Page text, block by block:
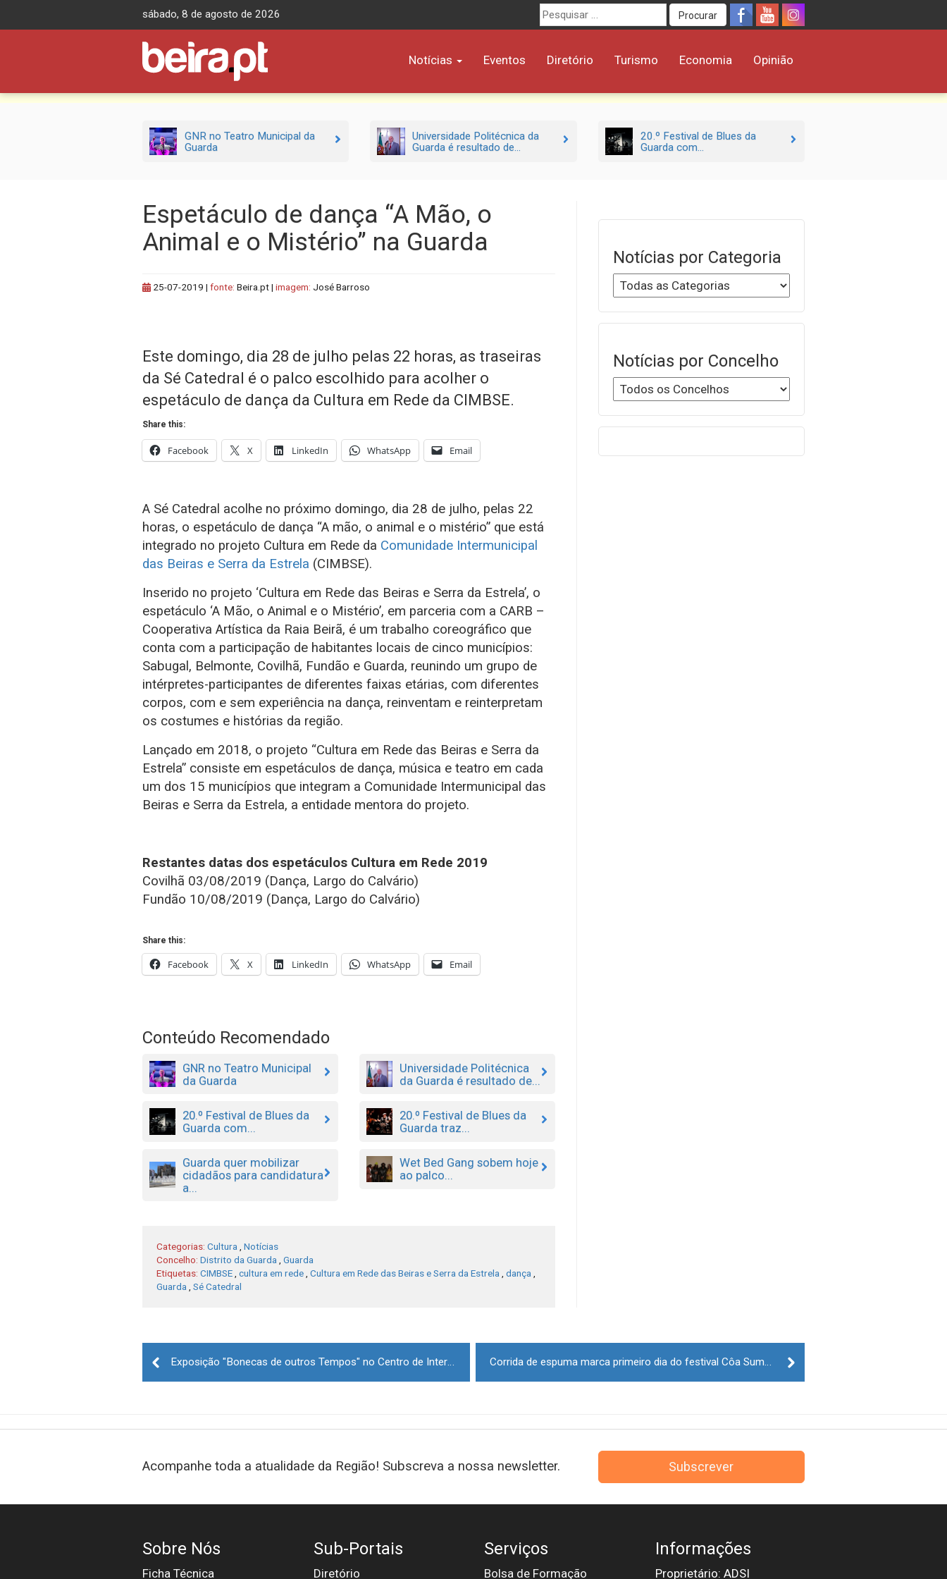
sábado, 8 de agosto de 2026
Procurar
por:
Procurar
Notícias Eventos Diretório Turismo Economia Opinião
GNR no Teatro Municipal da
Guarda
Universidade Politécnica da
Guarda é resultado de...
20.º Festival de Blues da
Guarda com...
Espetáculo de dança “A Mão, o
Animal e o Mistério” na Guarda
25-07-2019 | fonte: Beira.pt | imagem: José Barroso
Este domingo, dia 28 de julho pelas 22 horas, as traseiras
da Sé Catedral é o palco escolhido para acolher o
espetáculo de dança da Cultura em Rede da CIMBSE.
Share this:
Facebook X LinkedIn WhatsApp Email
A Sé Catedral acolhe no próximo domingo, dia 28 de julho, pelas 22
horas, o espetáculo de dança “A mão, o animal e o mistério” que está
integrado no projeto Cultura em Rede da Comunidade Intermunicipal
das Beiras e Serra da Estrela (CIMBSE).
Inserido no projeto ‘Cultura em Rede das Beiras e Serra da Estrela’, o
espetáculo ‘A Mão, o Animal e o Mistério’, em parceria com a CARB –
Cooperativa Artística da Raia Beirã, é um trabalho coreográfico que
conta com a participação de habitantes locais de cinco municípios:
Sabugal, Belmonte, Covilhã, Fundão e Guarda, reunindo um grupo de
intérpretes-participantes de diferentes faixas etárias, com diferentes
corpos, com e sem experiência na dança, reinventam e reinterpretam
os costumes e histórias da região.
Lançado em 2018, o projeto “Cultura em Rede das Beiras e Serra da
Estrela” consiste em espetáculos de dança, música e teatro em cada
um dos 15 municípios que integram a Comunidade Intermunicipal das
Beiras e Serra da Estrela, a entidade mentora do projeto.
Restantes datas dos espetáculos Cultura em Rede 2019
Covilhã 03/08/2019 (Dança, Largo do Calvário)
Fundão 10/08/2019 (Dança, Largo do Calvário)
Share this:
Facebook X LinkedIn WhatsApp Email
Conteúdo Recomendado
GNR no Teatro Municipal
da Guarda
Universidade Politécnica
da Guarda é resultado de...
20.º Festival de Blues da
Guarda com...
20.º Festival de Blues da
Guarda traz...
Guarda quer mobilizar
cidadãos para candidatura
a...
Wet Bed Gang sobem hoje
ao palco...
Categorias: Cultura
Notícias
Concelho: Distrito da Guarda
Guarda
Etiquetas: CIMBSE cultura em rede Cultura em Rede das Beiras e Serra da Estrela dança
Guarda
Sé Catedral
Notícias por Categoria
Notícias por Concelho
navigation
Exposição "Bonecas de outros Tempos" no Centro de Interpretação da Cogula Corrida de espuma marca primeiro dia do festival Côa Summer Fest
Acompanhe toda a atualidade da Região! Subscreva a nossa newsletter. Subscrever
Sobre Nós
Ficha Técnica
Sub-Portais
Diretório
Serviços
Bolsa de Formação
Informações
Proprietário: ADSI